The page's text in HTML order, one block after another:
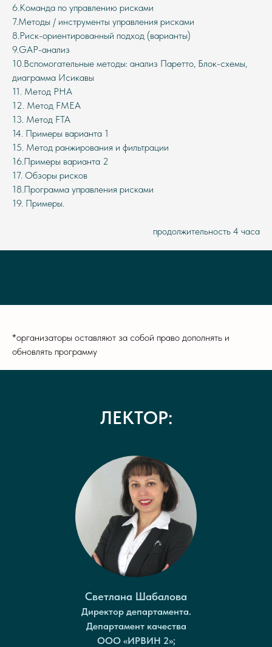
6.Команда по управлению рисками
7.Методы / инструменты управления рисками
8.Риск-ориентированный подход (варианты)
9.GAP-анализ
10.Вспомогательные методы: анализ Паретто, Блок-схемы,
диаграмма Исикавы
11. Метод PHA
12. Метод FMEA
13. Метод FTA
14. Примеры варианта 1
15. Метод ранжирования и фильтрации
16.Примеры варианта 2
17. Обзоры рисков
18.Программа управления рисками
19. Примеры.
продолжительность 4 часа
*организаторы оставляют за собой право дополнять и
обновлять программу
ЛЕКТОР:
Светлана Шабалова
Директор департамента.
Департамент качества
ООО «ИРВИН 2»;